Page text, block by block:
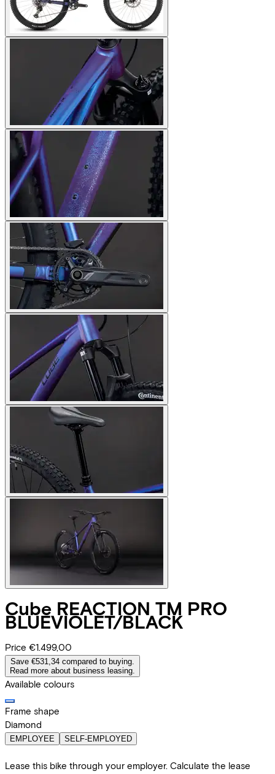
Cube REACTION TM PRO
BLUEVIOLET/BLACK
Price €1.499,00
Save €531,34 compared to buying.
Read more about business leasing.
Available colours
Frame shape
Diamond
EMPLOYEE SELF-EMPLOYED
Lease this bike through your employer. Calculate the lease